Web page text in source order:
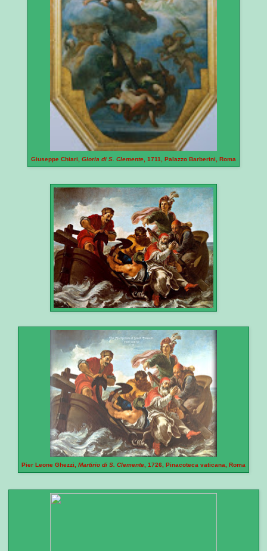
Giuseppe Chiari, Gloria di S. Clemente , 1711, Palazzo Barberini, Roma
Pier Leone Ghezzi, Martirio di S. Clemente , 1726, Pinacoteca vaticana, Roma